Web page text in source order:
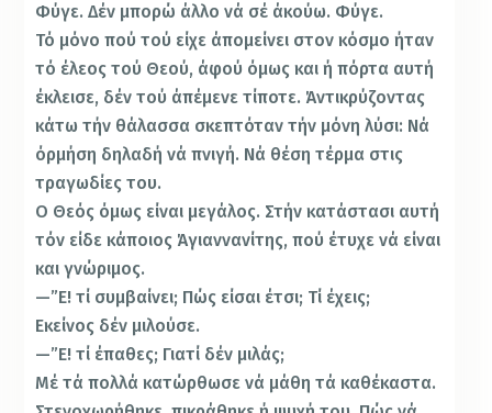
Φύγε. Δέν μπορώ άλλο νά σέ άκούω. Φύγε.
Τό μόνο πού τού είχε άπομείνει στον κόσμο ήταν
τό έλεος τού Θεού, άφού όμως και ή πόρτα αυτή
έκλεισε, δέν τού άπέμενε τίποτε. Άντικρύζοντας
κάτω τήν θάλασ­σα σκεπτόταν τήν μόνη λύσι: Νά
όρμήση δηλαδή νά πνιγή. Νά θέση τέρμα στις
τραγωδίες του.
Ο Θεός όμως είναι μεγάλος. Στήν κατάστασι αυτή
τόν είδε κάποιος Άγιαννανίτης, πού έτυχε νά είναι
και γνώριμος.
—”Ε! τί συμβαίνει; Πώς είσαι έτσι; Τί έχεις;
Εκείνος δέν μιλούσε.
—”Ε! τί έπαθες; Γιατί δέν μιλάς;
Μέ τά πολλά κατώρθωσε νά μάθη τά καθέκαστα.